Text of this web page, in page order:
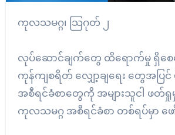
ကုလသမဂ္ဂ၊ သြဂုတ် ၂
လုပ်ဆောင်ချက်တွေ ထိရောက်မှု ရှိစေ
ကုန်ကျစရိတ် လျှော့ချရေး တွေအပြ
အစီရင်ခံစာတွေကို အများသူငါ ဖတ်ရှုမှု
ကုလသမဂ္ဂ အစီရင်ခံစာ တစ်ရပ်မှာ ဖေ